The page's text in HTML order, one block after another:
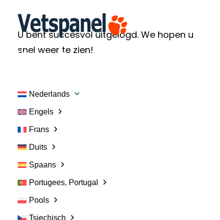
Startpagina
Nederlands
Engels
Frans
Duits
Spaans
Portugees, Portugal
Pools
Tsjechisch
U bent succesvol uitgelogd. We hopen u
snel weer te zien!